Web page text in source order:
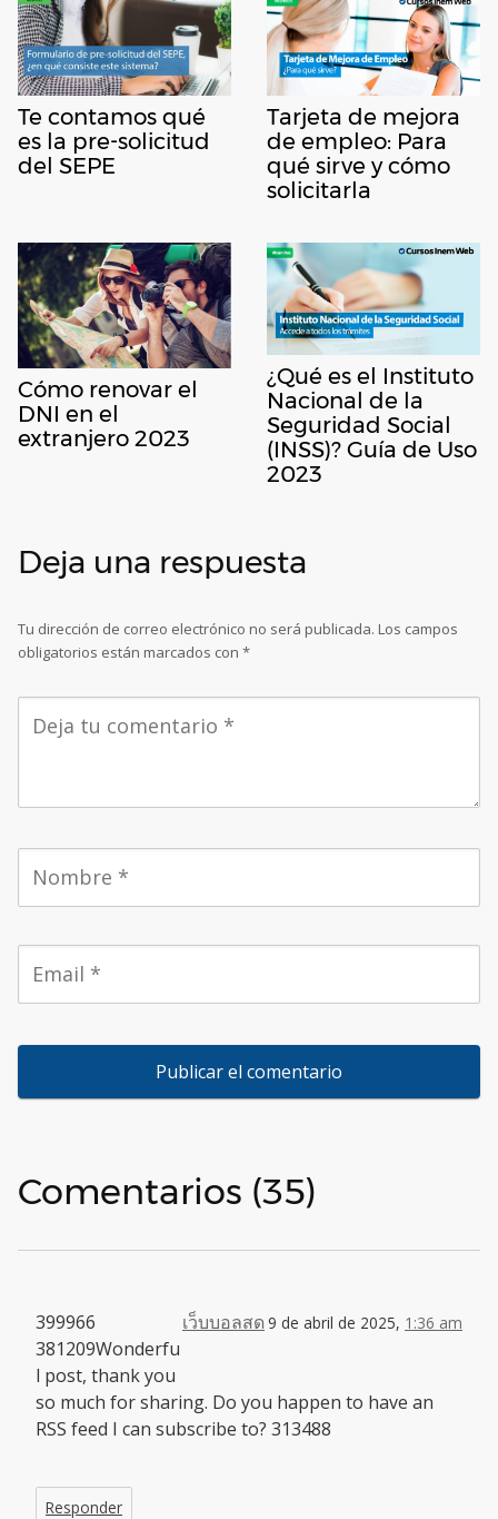
Te contamos qué
es la pre-solicitud
del SEPE
Tarjeta de mejora
de empleo: Para
qué sirve y cómo
solicitarla
Cómo renovar el
DNI en el
extranjero 2023
¿Qué es el Instituto
Nacional de la
Seguridad Social
(INSS)? Guía de Uso
2023
Deja una respuesta
Tu dirección de correo electrónico no será publicada. Los campos
obligatorios están marcados con *
Comentarios (35)
เว็บบอลสด 9 de abril de 2025, 1:36 am
399966
381209Wonderfu
l post, thank you
so much for sharing. Do you happen to have an
RSS feed I can subscribe to? 313488
Responder